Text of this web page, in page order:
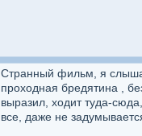
Странный фильм, я
проходная бредятина ,
выразил, ходит туда-
все, даже не